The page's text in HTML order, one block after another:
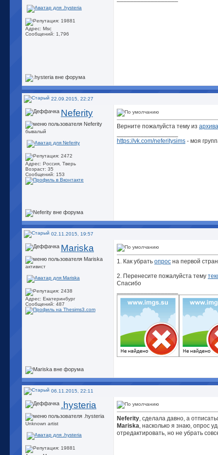
Адрес: Msc
Сообщений: 1,796
22.09.2015, 22:27
Neferity
бывалый
Адрес: Россия, Тверь
Возраст: 35
Сообщений: 153
Верните пожалуйста тему из архива
https://vk.com/neferitysims - моя
02.11.2015, 19:57
Mariska
активист
Адрес: Екатеринбург
Сообщений: 487
1. Как убрать опрос на первой
2. Перенесите пожалуйста тему
Спасибо
06.11.2015, 22:11
.hysteria
Unknown artist
Neferity, сделала давно, а
Mariska, насколько я знаю, опрос
отредактировать, но не убрать